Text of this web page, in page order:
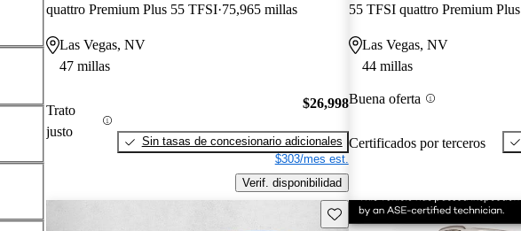
quattro Premium Plus 55 TFSI 75,965 millas
Las Vegas, NV
47 millas
Trato
justo
$26,998
Sin tasas de concesionario adicionales
$303/mes est.
Verif. disponibilidad
55 TFSI quattro Premium Plus
Las Vegas, NV
44 millas
Buena oferta
Certificados por terceros
Guarda este Aviso